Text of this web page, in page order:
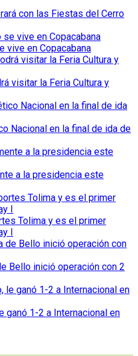
con las Fiestas del Cerro
vive en Copacabana
visitar la Feria Cultura y
Nacional en la final de ida de
a la presidencia este
Tolima y es el primer
I
Bello inició operación con 2
ganó 1-2 a Internacional en